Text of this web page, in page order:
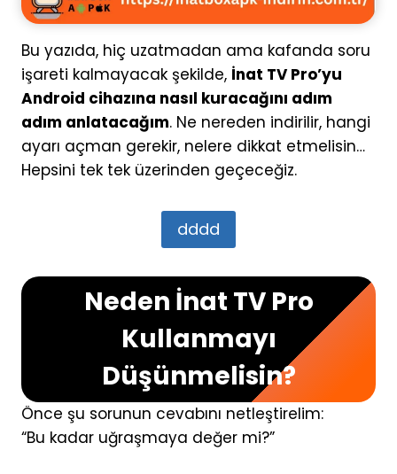
Bu yazıda, hiç uzatmadan ama kafanda soru
işareti kalmayacak şekilde, İnat TV Pro’yu
Android cihazına nasıl kuracağını adım
adım anlatacağım. Ne nereden indirilir, hangi
ayarı açman gerekir, nelere dikkat etmelisin…
Hepsini tek tek üzerinden geçeceğiz.
dddd
Neden İnat TV Pro
Kullanmayı
Düşünmelisin?
Önce şu sorunun cevabını netleştirelim:
“Bu kadar uğraşmaya değer mi?”